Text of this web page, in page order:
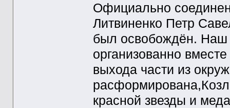
Официально
Литвиненко Петр
был освобождён. Наш
организованно
выхода части из
красной звезды и